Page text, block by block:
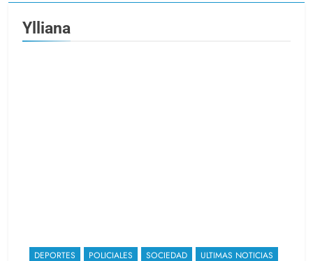
Ylliana
DEPORTES POLICIALES SOCIEDAD ULTIMAS NOTICIAS